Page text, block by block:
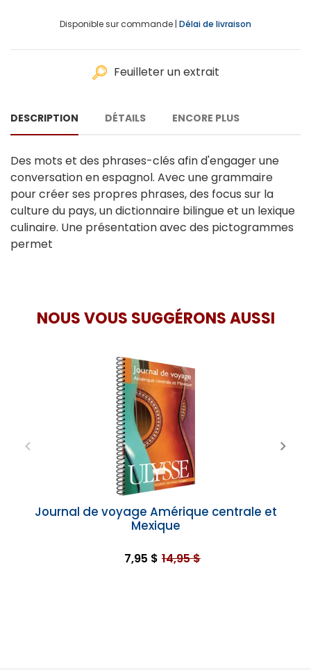
Disponible sur commande | Délai de livraison
Feuilleter un extrait
DESCRIPTION DÉTAILS ENCORE PLUS
Des mots et des phrases-clés afin d'engager une
conversation en espagnol. Avec une grammaire
pour créer ses propres phrases, des focus sur la
culture du pays, un dictionnaire bilingue et un lexique
culinaire. Une présentation avec des pictogrammes
permet
NOUS VOUS SUGGÉRONS AUSSI
Journal de voyage Amérique centrale et
Mexique
7,95 $ 14,95 $